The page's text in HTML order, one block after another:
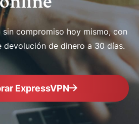
sin compromiso hoy mismo, con
devolución de dinero a 30 días.
ExpressVPN